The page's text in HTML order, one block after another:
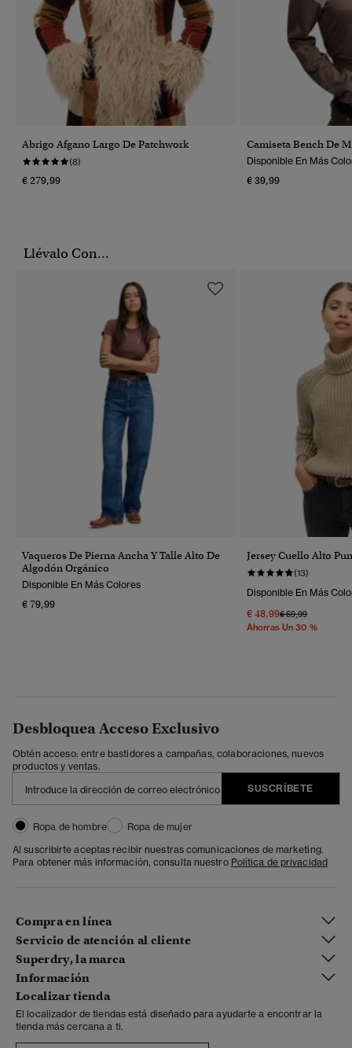
Abrigo Afgano Largo De Patchwork
(8)
€ 279,99
Camiseta Bench De
Disponible En Más
€ 39,99
Llévalo Con...
Vaqueros De Pierna Ancha Y Talle Alto De
Algodón Orgánico
Disponible En Más Colores
€ 79,99
Jersey Cuello Alto
(13)
Disponible En Más
€ 48,99Precio Rebajado
€ 69,99A
Ahorras Un 30 %
Desbloquea Acceso Exclusivo
Obtén acceso: entre bastidores a campañas, colaboraciones, nuevos
productos y ventas.
SUSCRÍBETE
Ropa de hombre
Ropa de mujer
Al suscribirte aceptas recibir nuestras comunicaciones de marketing.
Para obtener más información, consulta nuestro Política de privacidad
Compra en línea
Servicio de atención al cliente
Superdry, la marca
Información
Localizar tienda
El localizador de tiendas está diseñado para ayudarte a encontrar la
tienda más cercana a ti.